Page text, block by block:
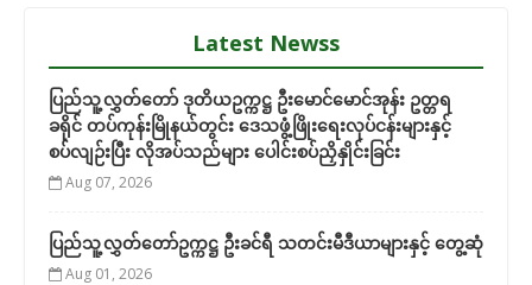
Latest Newss
ပြည်သူ့လွှတ်တော် ဒုတိယဥက္ကဋ္ဌ ဦးမောင်မောင်အုန်း ဥတ္တရ
ခရိုင် တပ်ကုန်းမြိုနယ်တွင်း ဒေသဖွံ့ဖြိုးရေးလုပ်ငန်းများနှင့်
စပ်လျဉ်းပြီး လိုအပ်သည်များ ပေါင်းစပ်ညှိနှိုင်းခြင်း
Aug 07, 2026
ပြည်သူ့လွှတ်တော်ဥက္ကဋ္ဌ ဦးခင်ရီ သတင်းမီဒီယာများနှင့် တွေ့ဆုံ
Aug 01, 2026